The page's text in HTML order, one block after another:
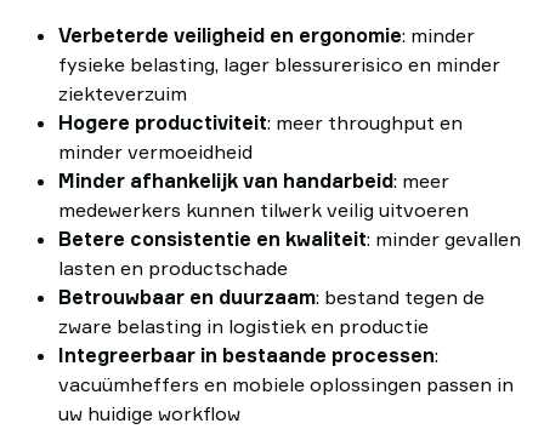
Verbeterde veiligheid en ergonomie: minder
fysieke belasting, lager blessurerisico en minder
ziekteverzuim
Hogere productiviteit: meer throughput en
minder vermoeidheid
Minder afhankelijk van handarbeid: meer
medewerkers kunnen tilwerk veilig uitvoeren
Betere consistentie en kwaliteit: minder gevallen
lasten en productschade
Betrouwbaar en duurzaam: bestand tegen de
zware belasting in logistiek en productie
Integreerbaar in bestaande processen:
vacuümheffers en mobiele oplossingen passen in
uw huidige workflow